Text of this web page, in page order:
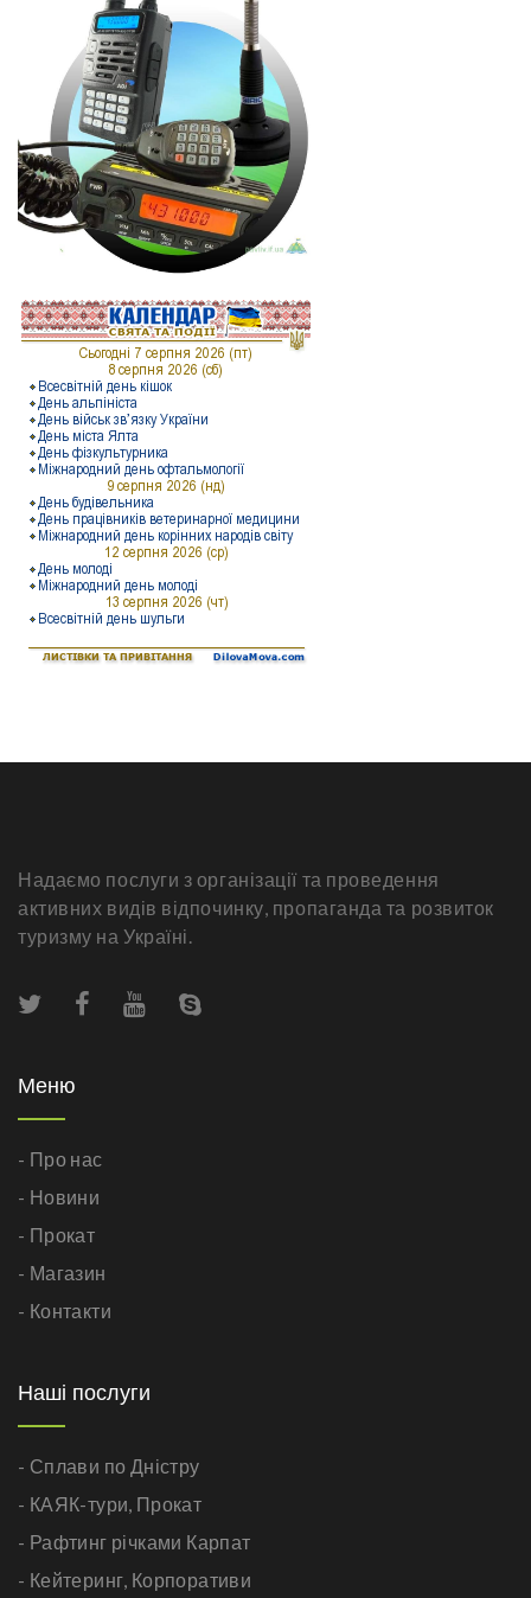
Надаємо послуги з організації та проведення
активних видів відпочинку, пропаганда та розвиток
туризму на Україні.
Меню
- Про нас
- Новини
- Прокат
- Магазин
- Контакти
Наші послуги
- Сплави по Дністру
- КАЯК-тури, Прокат
- Рафтинг річками Карпат
- Кейтеринг, Корпоративи